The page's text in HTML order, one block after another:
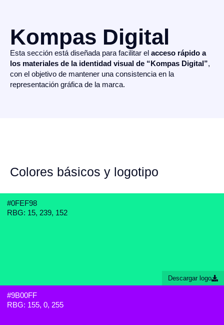
Kompas Digital
Esta sección está diseñada para facilitar el acceso rápido a
los materiales de la identidad visual de “Kompas Digital”,
con el objetivo de mantener una consistencia en la
representación gráfica de la marca.
Colores básicos y logotipo
Descargar logo
#0FEF98
RBG: 15, 239, 152
#9B00FF
RBG: 155, 0, 255